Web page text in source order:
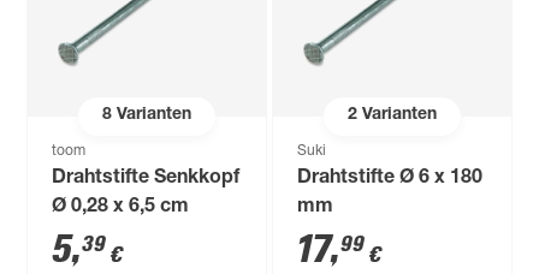
8Varianten
toom
Drahtstifte Senkkopf
Ø 0,28 x 6,5 cm
5,39 €
2Varianten
Suki
Drahtstifte Ø 6 x 180
mm
17,99 €